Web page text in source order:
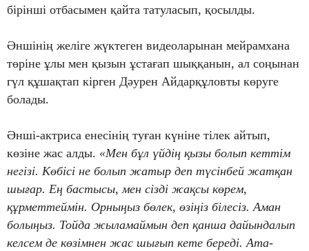
бірінші отбасымен қайта татуласып, қосылды.
Әншінің желіге жүктеген видеоларынан мейрамхана
төріне ұлы мен қызын ұстағап шыққанын, ал соңынан
гүл құшақтап кірген Дәурен Айдарқұловты көруге
болады.
Әнші-актриса енесінің туған күніне тілек айтып,
көзіне жас алды. «Мен бұл үйдің қызы болып кеттім
негізі. Көбісі не болып жатыр деп түсінбей жатқан
шығар. Ең бастысы, мен сізді жақсы көрем,
құрметтеймін. Орныңыз бөлек, өзіңіз білесіз. Аман
болыңыз. Тойда жыламаймын деп қанша дайындалып
келсем де көзімнен жас шығып кете береді. Ата-